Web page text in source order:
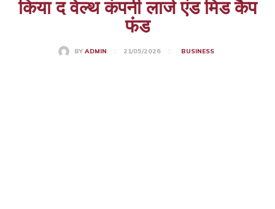
किया द वेल्थ कंपनी लार्ज एंड मिड कैप
फंड
BY ADMIN 21/05/2026 BUSINESS